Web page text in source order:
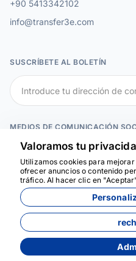
+90 5413342102
info@transfer3e.com
SUSCRÍBETE AL BOLETÍN
MEDIOS DE COMUNICACIÓN
Valoramos tu
Utilizamos cookies para
ofrecer anuncios o contenido
tráfico. Al hacer clic en
Estamos aquí para
ayudar